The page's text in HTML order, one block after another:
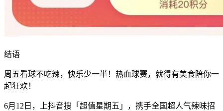
结语
周五看球不吃辣，快乐少一半！热血球赛，就得有美食陪你一
起狂欢！
6月12日，上抖音搜「超值星期五」，携手全国超人气辣味招